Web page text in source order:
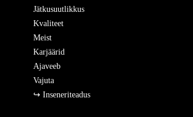
Jätkusuutlikkus
Kvaliteet
Meist
Karjäärid
Ajaveeb
Vajuta
↪ Inseneriteadus